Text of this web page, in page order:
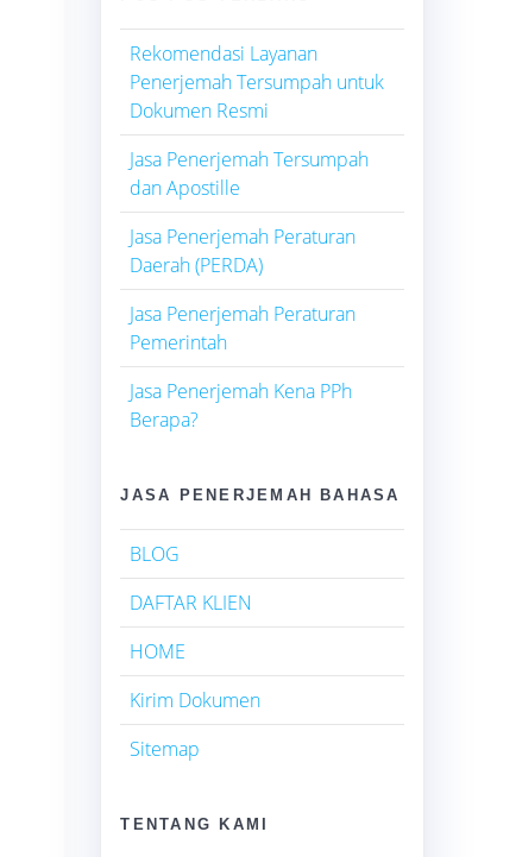
Rekomendasi Layanan
Penerjemah Tersumpah untuk
Dokumen Resmi
Jasa Penerjemah Tersumpah
dan Apostille
Jasa Penerjemah Peraturan
Daerah (PERDA)
Jasa Penerjemah Peraturan
Pemerintah
Jasa Penerjemah Kena PPh
Berapa?
JASA PENERJEMAH BAHASA
BLOG
DAFTAR KLIEN
HOME
Kirim Dokumen
Sitemap
TENTANG KAMI